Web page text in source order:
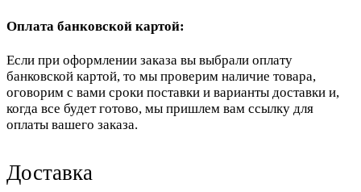
Оплата банковской картой:
Если при оформлении заказа вы выбрали оплату
банковской картой, то мы проверим наличие товара,
оговорим с вами сроки поставки и варианты доставки и,
когда все будет готово, мы пришлем вам ссылку для
оплаты вашего заказа.
Доставка